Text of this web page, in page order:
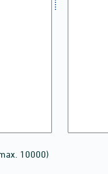
10000)